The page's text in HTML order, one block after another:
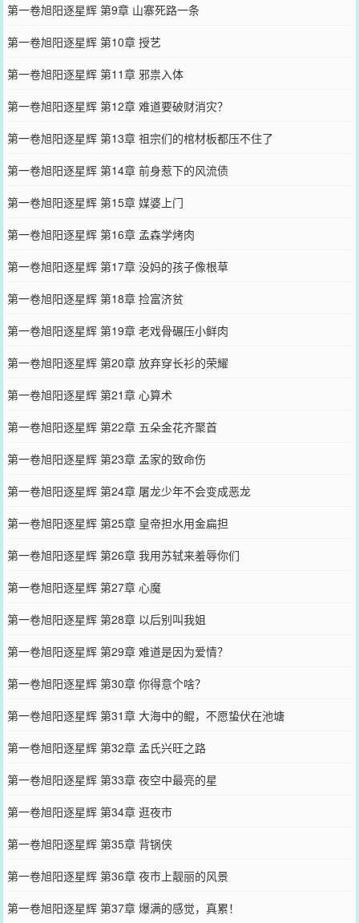
第一卷旭阳逐星辉 第9章 山寨死路一条
第一卷旭阳逐星辉 第10章 授艺
第一卷旭阳逐星辉 第11章 邪祟入体
第一卷旭阳逐星辉 第12章 难道要破财消灾？
第一卷旭阳逐星辉 第13章 祖宗们的棺材板都压不住了
第一卷旭阳逐星辉 第14章 前身惹下的风流债
第一卷旭阳逐星辉 第15章 媒婆上门
第一卷旭阳逐星辉 第16章 孟森学烤肉
第一卷旭阳逐星辉 第17章 没妈的孩子像根草
第一卷旭阳逐星辉 第18章 捡富济贫
第一卷旭阳逐星辉 第19章 老戏骨碾压小鲜肉
第一卷旭阳逐星辉 第20章 放弃穿长衫的荣耀
第一卷旭阳逐星辉 第21章 心算术
第一卷旭阳逐星辉 第22章 五朵金花齐聚首
第一卷旭阳逐星辉 第23章 孟家的致命伤
第一卷旭阳逐星辉 第24章 屠龙少年不会变成恶龙
第一卷旭阳逐星辉 第25章 皇帝担水用金扁担
第一卷旭阳逐星辉 第26章 我用苏轼来羞辱你们
第一卷旭阳逐星辉 第27章 心魔
第一卷旭阳逐星辉 第28章 以后别叫我姐
第一卷旭阳逐星辉 第29章 难道是因为爱情？
第一卷旭阳逐星辉 第30章 你得意个啥？
第一卷旭阳逐星辉 第31章 大海中的鲲，不愿蛰伏在池塘
第一卷旭阳逐星辉 第32章 孟氏兴旺之路
第一卷旭阳逐星辉 第33章 夜空中最亮的星
第一卷旭阳逐星辉 第34章 逛夜市
第一卷旭阳逐星辉 第35章 背锅侠
第一卷旭阳逐星辉 第36章 夜市上靓丽的风景
第一卷旭阳逐星辉 第37章 爆满的感觉，真累！